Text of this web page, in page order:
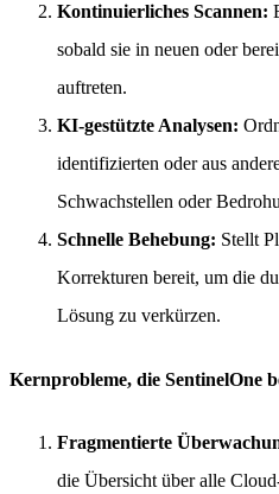
Kontinuierliches Scannen:
sobald sie in neuen oder
auftreten.
KI-gestützte Analysen:
identifizierten oder aus
Schwachstellen oder
Schnelle Behebung: Stellt
Korrekturen bereit, um die
Lösung zu verkürzen.
Kernprobleme, die SentinelOne
Fragmentierte
die Übersicht über alle